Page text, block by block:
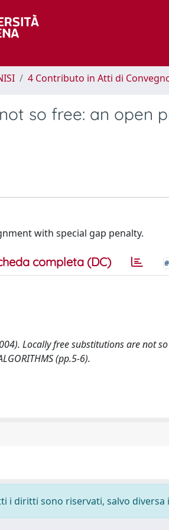
4 Contributo in Atti di
so free: an open
with special gap penalty.
completa (DC)
Locally free substitutions are not
(pp.5-6).
i diritti sono riservati, salvo diversa